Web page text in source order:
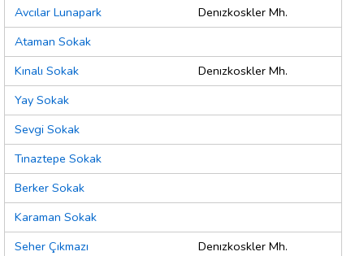
Avcılar Lunapark
Denızkoskler Mh.
Ataman Sokak
Kınalı Sokak
Denızkoskler Mh.
Yay Sokak
Sevgi Sokak
Tınaztepe Sokak
Berker Sokak
Karaman Sokak
Seher Çıkmazı
Denızkoskler Mh.